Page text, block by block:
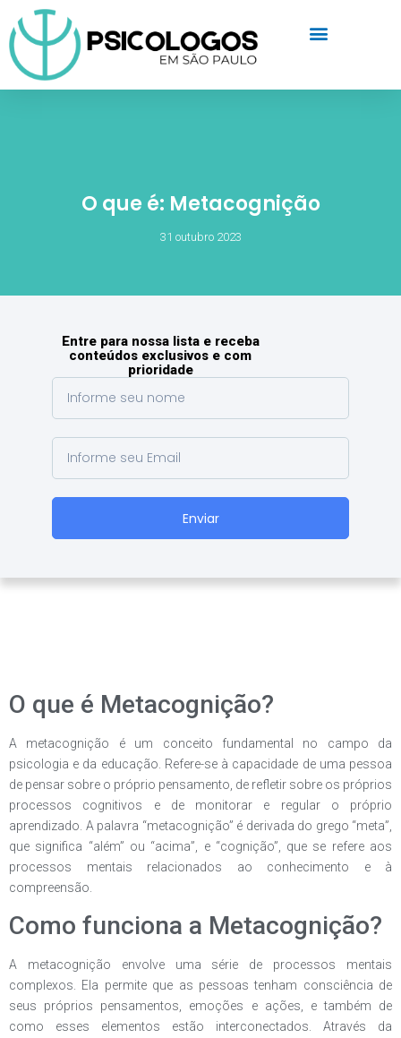
O que é: Metacognição
31 outubro 2023
Enviar
Entre para nossa lista e receba
conteúdos exclusivos e com
prioridade
O que é Metacognição?
A metacognição é um conceito fundamental no campo da
psicologia e da educação. Refere-se à capacidade de uma pessoa
de pensar sobre o próprio pensamento, de refletir sobre os próprios
processos cognitivos e de monitorar e regular o próprio
aprendizado. A palavra “metacognição” é derivada do grego “meta”,
que significa “além” ou “acima”, e “cognição”, que se refere aos
processos mentais relacionados ao conhecimento e à
compreensão.
Como funciona a Metacognição?
A metacognição envolve uma série de processos mentais
complexos. Ela permite que as pessoas tenham consciência de
seus próprios pensamentos, emoções e ações, e também de
como esses elementos estão interconectados. Através da